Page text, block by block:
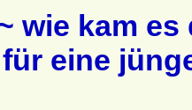
wie kam
eine